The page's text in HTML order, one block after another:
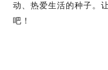
动、热爱生活的种子。
吧！